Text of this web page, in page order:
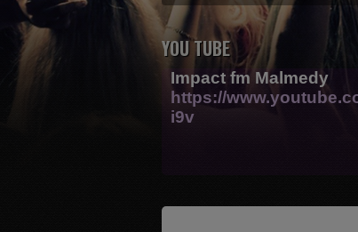
YOU TUBE
Impact fm Malmedy
https://
i9v